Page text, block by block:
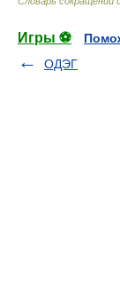
Игры ⚽
ОДЭГ